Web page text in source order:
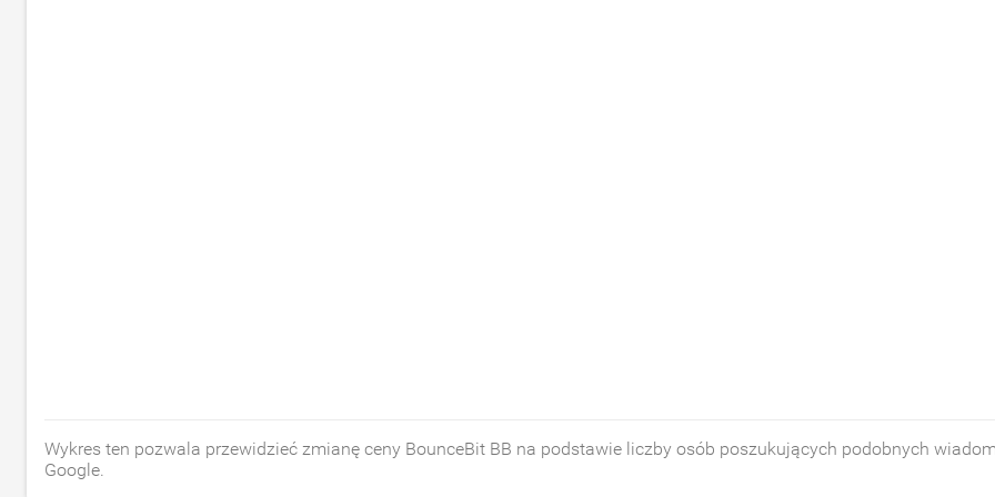
Wykres ten pozwala przewidzieć zmianę ceny BounceBit BB na podstawie liczby osób poszukujących podobnych
Google.